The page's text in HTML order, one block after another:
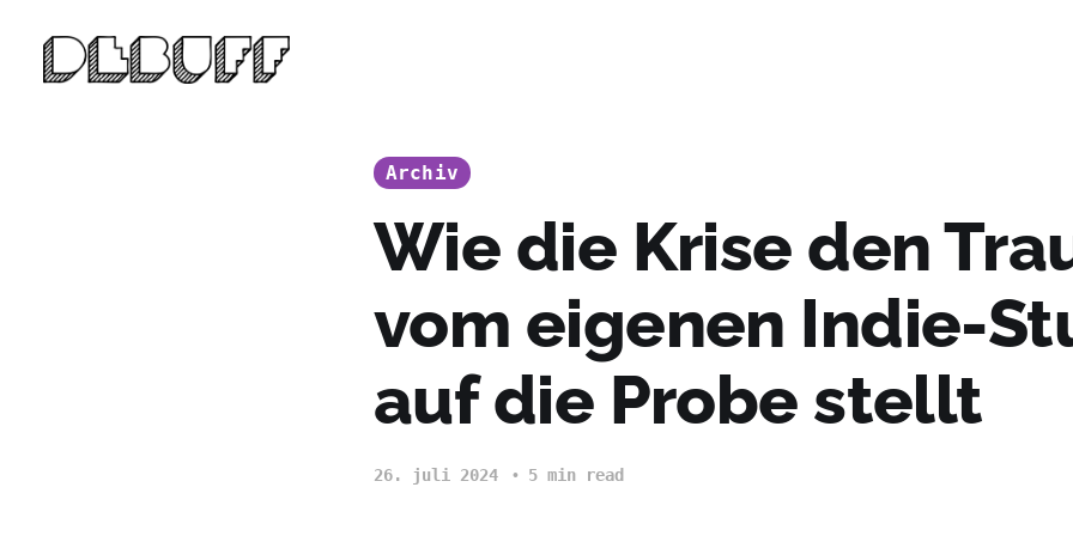
Archiv
Wie die Krise den
vom eigenen Indie-
auf die Probe stellt
26. juli 2024 5 min read